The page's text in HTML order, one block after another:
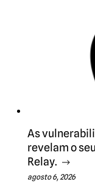
As
revelam o
Relay.
agosto 6, 2026